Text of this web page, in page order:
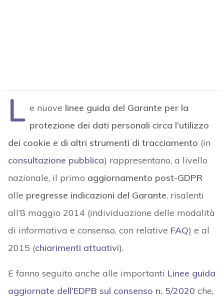
L e nuove linee guida del Garante per la
protezione dei dati personali circa l’utilizzo
dei cookie e di altri strumenti di tracciamento (in
consultazione pubblica) rappresentano, a livello
nazionale, il primo aggiornamento post-GDPR
alle pregresse indicazioni del Garante, risalenti
all’8 maggio 2014 (individuazione delle modalità
di informativa e consenso, con relative FAQ) e al
2015 (chiarimenti attuativi).
E fanno seguito anche alle importanti Linee guida
aggiornate dell’EDPB sul consenso n. 5/2020 che,